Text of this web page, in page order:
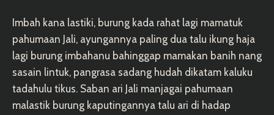
Imbah kana lastiki, burung kada rahat lagi mamatuk
pahumaan Jali, ayungannya paling dua talu ikung haja
lagi burung imbahanu bahinggap mamakan banih nang
sasain lintuk, pangrasa sadang hudah dikatam kaluku
tadahulu tikus. Saban ari Jali manjagai pahumaan
malastik burung kaputingannya talu ari di hadap